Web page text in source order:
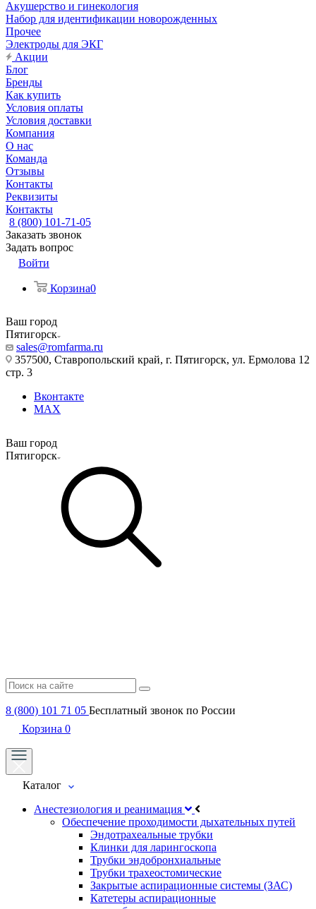
Акушерство и гинекология
Набор для идентификации новорожденных
Прочее
Электроды для ЭКГ
Акции
Блог
Бренды
Как купить
Условия оплаты
Условия доставки
Компания
О нас
Команда
Отзывы
Контакты
Реквизиты
Контакты
8 (800) 101-71-05
Заказать звонок
Задать вопрос
Войти
Корзина0
Ваш город
Пятигорск
sales@romfarma.ru
357500, Ставропольский край, г. Пятигорск, ул. Ермолова 12
стр. 3
Вконтакте
MAX
Ваш город
Пятигорск
8 (800) 101 71 05 Бесплатный звонок по России
Корзина 0
Каталог
Анестезиология и реанимация
Обеспечение проходимости дыхательных путей
Эндотрахеальные трубки
Клинки для ларингоскопа
Трубки эндобронхиальные
Трубки трахеостомические
Закрытые аспирационные системы (ЗАС)
Катетеры аспирационные